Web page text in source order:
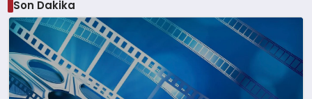
Son Dakika